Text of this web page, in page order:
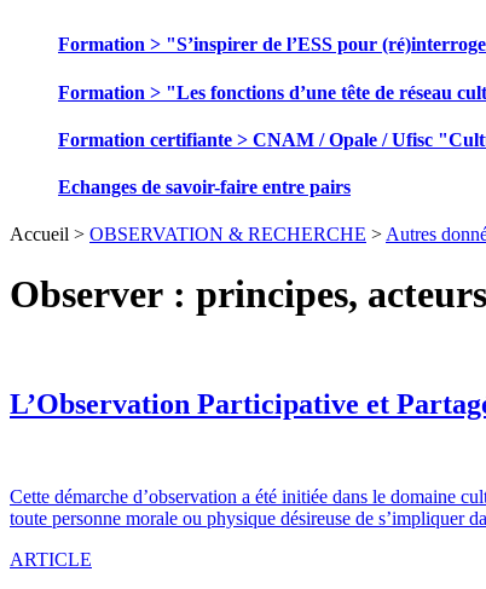
Formation > "S’inspirer de l’ESS pour
Formation > "Les fonctions d’une tête de réseau
Formation certifiante > CNAM / Opale / Ufisc
Echanges de savoir-faire entre pairs
Accueil > OBSERVATION & RECHERCHE >Autres
Observer : principes,
L’Observation Participative et
Cette démarche d’observation a été initiée dans le domaine
toute personne morale ou physique désireuse de s’impliquer
ARTICLE